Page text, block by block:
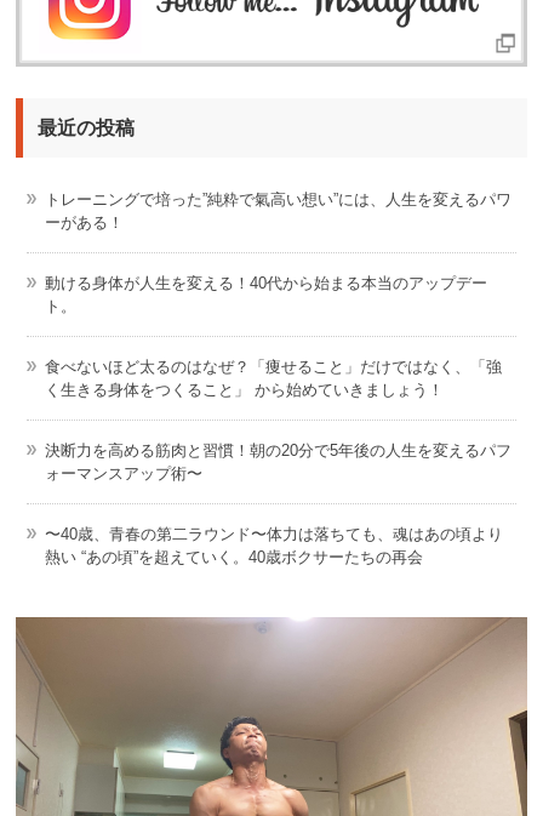
最近の投稿
トレーニングで培った”純粋で氣高い想い”には、人生を変えるパワ
ーがある！
動ける身体が人生を変える！40代から始まる本当のアップデー
ト。
食べないほど太るのはなぜ？「痩せること」だけではなく、「強
く生きる身体をつくること」 から始めていきましょう！
決断力を高める筋肉と習慣！朝の20分で5年後の人生を変えるパフ
ォーマンスアップ術〜
〜40歳、青春の第二ラウンド〜体力は落ちても、魂はあの頃より
熱い “あの頃”を超えていく。40歳ボクサーたちの再会